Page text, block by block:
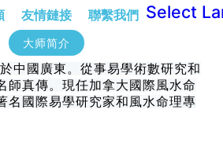
友情鏈接 聯繫我們 Select
大师简介
中國廣東。從事易學術數研究和
師真傳。現任加拿大國際風水命
名國際易學研究家和風水命理專